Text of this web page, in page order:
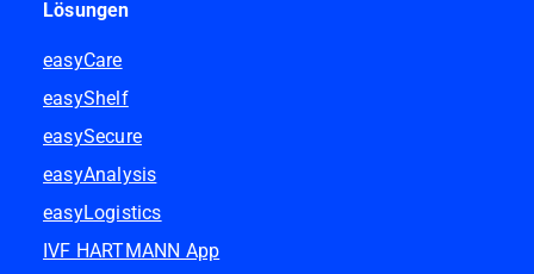
Lösungen
easyCare
easyShelf
easySecure
easyAnalysis
easyLogistics
IVF HARTMANN App